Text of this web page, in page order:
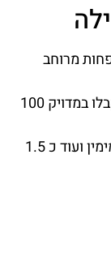
רוחב הבד כ- 3 עד 4 ס"מ פחות מרוחב
במידה והזמנתם וילון ברוחב 100 ס"מ, תקבלו במדויק 100
אך הבד יהיה קצר יותר כ 1.5 ס"מ פחות מימין ועוד כ 1.5